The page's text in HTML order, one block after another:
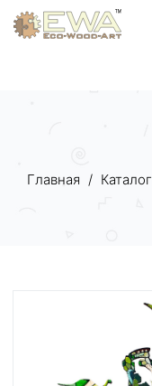
Главная / Каталог